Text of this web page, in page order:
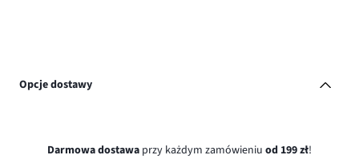
Opcje dostawy
Darmowa dostawa przy każdym zamówieniu od 199 zł!